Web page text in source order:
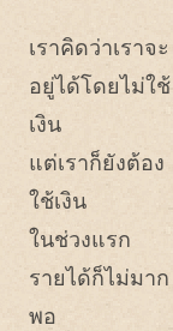
เราคิดว่าเราจะ
อยู่ได้โดยไม่ใช้
เงิน
แต่เราก็ยังต้อง
ใช้เงิน
ในช่วงแรก
รายได้ก็ไม่มาก
พอ